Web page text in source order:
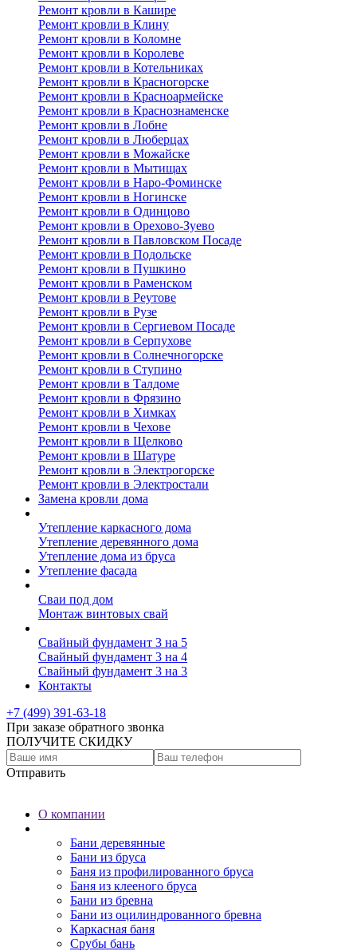
Ремонт кровли в Кашире
Ремонт кровли в Клину
Ремонт кровли в Коломне
Ремонт кровли в Королеве
Ремонт кровли в Котельниках
Ремонт кровли в Красногорске
Ремонт кровли в Красноармейске
Ремонт кровли в Краснознаменске
Ремонт кровли в Лобне
Ремонт кровли в Люберцах
Ремонт кровли в Можайске
Ремонт кровли в Мытищах
Ремонт кровли в Наро-Фоминске
Ремонт кровли в Ногинске
Ремонт кровли в Одинцово
Ремонт кровли в Орехово-Зуево
Ремонт кровли в Павловском Посаде
Ремонт кровли в Подольске
Ремонт кровли в Пушкино
Ремонт кровли в Раменском
Ремонт кровли в Реутове
Ремонт кровли в Рузе
Ремонт кровли в Сергиевом Посаде
Ремонт кровли в Серпухове
Ремонт кровли в Солнечногорске
Ремонт кровли в Ступино
Ремонт кровли в Талдоме
Ремонт кровли в Фрязино
Ремонт кровли в Химках
Ремонт кровли в Чехове
Ремонт кровли в Щелково
Ремонт кровли в Шатуре
Ремонт кровли в Электрогорске
Ремонт кровли в Электростали
Замена кровли дома
Утепление каркасного дома
Утепление деревянного дома
Утепление дома из бруса
Утепление фасада
Сваи под дом
Монтаж винтовых свай
Свайный фундамент 3 на 5
Свайный фундамент 3 на 4
Свайный фундамент 3 на 3
Контакты
+7 (499) 391-63-18
При заказе обратного звонка
ПОЛУЧИТЕ СКИДКУ
Отправить
О компании
Бани деревянные
Бани из бруса
Баня из профилированного бруса
Баня из клееного бруса
Бани из бревна
Бани из оцилиндрованного бревна
Каркасная баня
Срубы бань